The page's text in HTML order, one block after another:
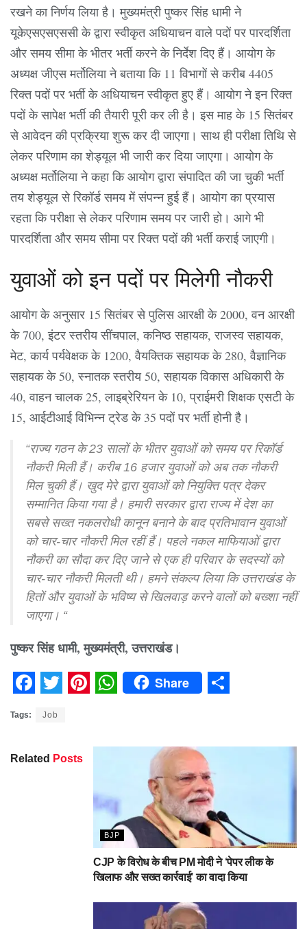
रखने का निर्णय लिया है। मुख्यमंत्री पुष्कर सिंह धामी ने
यूकेएसएसएससी के द्वारा स्वीकृत अधियाचन वाले पदों पर पारदर्शिता
और समय सीमा के भीतर भर्ती करने के निर्देश दिए हैं। आयोग के
अध्यक्ष जीएस मर्तोलिया ने बताया कि 11 विभागों से करीब 4405
रिक्त पदों पर भर्ती के अधियाचन स्वीकृत हुए हैं। आयोग ने इन रिक्त
पदों के सापेक्ष भर्ती की तैयारी पूरी कर ली है। इस माह के 15 सितंबर
से आवेदन की प्रक्रिया शुरू कर दी जाएगा। साथ ही परीक्षा तिथि से
लेकर परिणाम का शेड्यूल भी जारी कर दिया जाएगा। आयोग के
अध्यक्ष मर्तोलिया ने कहा कि आयोग द्वारा संपादित की जा चुकी भर्ती
तय शेड्यूल से रिकॉर्ड समय में संपन्न हुई हैं। आयोग का प्रयास
रहता कि परीक्षा से लेकर परिणाम समय पर जारी हो। आगे भी
पारदर्शिता और समय सीमा पर रिक्त पदों की भर्ती कराई जाएगी।
युवाओं को इन पदों पर मिलेगी नौकरी
आयोग के अनुसार 15 सितंबर से पुलिस आरक्षी के 2000, वन आरक्षी
के 700, इंटर स्तरीय सींचपाल, कनिष्ठ सहायक, राजस्व सहायक,
मेट, कार्य पर्यवेक्षक के 1200, वैयक्तिक सहायक के 280, वैज्ञानिक
सहायक के 50, स्नातक स्तरीय 50, सहायक विकास अधिकारी के
40, वाहन चालक 25, लाइब्रेरियन के 10, प्राईमरी शिक्षक एसटी के
15, आईटीआई विभिन्न ट्रेड के 35 पदों पर भर्ती होनी है।
“राज्य गठन के 23 सालों के भीतर युवाओं को समय पर रिकॉर्ड
नौकरी मिली हैं। करीब 16 हजार युवाओं को अब तक नौकरी
मिल चुकी हैं। खुद मेरे द्वारा युवाओं को नियुक्ति पत्र देकर
सम्मानित किया गया है। हमारी सरकार द्वारा राज्य में देश का
सबसे सख्त नकलरोधी कानून बनाने के बाद प्रतिभावान युवाओं
को चार-चार नौकरी मिल रहीं हैं। पहले नकल माफियाओं द्वारा
नौकरी का सौदा कर दिए जाने से एक ही परिवार के सदस्यों को
चार-चार नौकरी मिलती थी। हमने संकल्प लिया कि उत्तराखंड के
हितों और युवाओं के भविष्य से खिलवाड़ करने वालों को बख्शा नहीं
जाएगा। “
पुष्कर सिंह धामी, मुख्यमंत्री, उत्तराखंड।
Share
Tags: Job
Related Posts
BJP
CJP के विरोध के बीच PM मोदी ने ‘पेपर लीक के
खिलाफ और सख्त कार्रवाई’ का वादा किया